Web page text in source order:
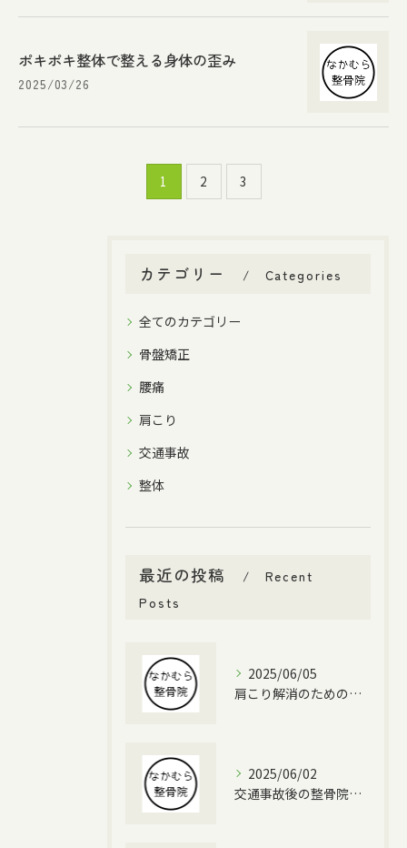
ポキポキ整体で整える身体の歪み
2025/03/26
1 2 3
カテゴリー Categories
全てのカテゴリー
骨盤矯正
腰痛
肩こり
交通事故
整体
最近の投稿
Recent
Posts
2025/06/05
肩こり解消のための整骨院利用法
2025/06/02
交通事故後の整骨院治療の重要性